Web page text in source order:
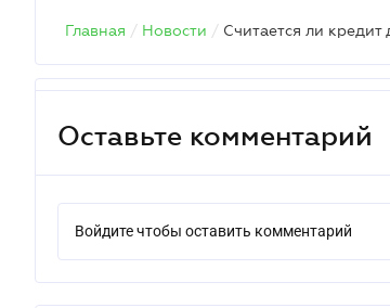
Главная / Новости / Считается ли
Оставьте комментарий
Войдите чтобы оставить комментарий